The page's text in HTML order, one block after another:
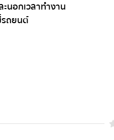
นอกเวลาทำงาน
ถยนต์